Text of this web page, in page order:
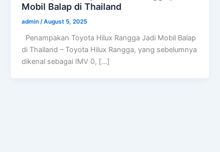
Mobil Balap di Thailand
admin/August 5, 2025
Penampakan Toyota Hilux Rangga Jadi Mobil Balap
di Thailand – Toyota Hilux Rangga, yang sebelumnya
dikenal sebagai IMV 0, […]